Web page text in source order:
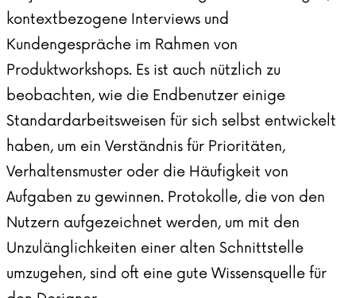
kontextbezogene Interviews und
Kundengespräche im Rahmen von
Produktworkshops. Es ist auch nützlich zu
beobachten, wie die Endbenutzer einige
Standardarbeitsweisen für sich selbst entwickelt
haben, um ein Verständnis für Prioritäten,
Verhaltensmuster oder die Häufigkeit von
Aufgaben zu gewinnen. Protokolle, die von den
Nutzern aufgezeichnet werden, um mit den
Unzulänglichkeiten einer alten Schnittstelle
umzugehen, sind oft eine gute Wissensquelle für